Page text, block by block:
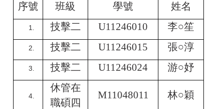
序號
班級 學號
姓名
技擊二
U11246010 李○笙
技擊二
U11246015 張○淳
技擊二
U11246024 游○妤
休管在
職碩四
M11048011 林○穎